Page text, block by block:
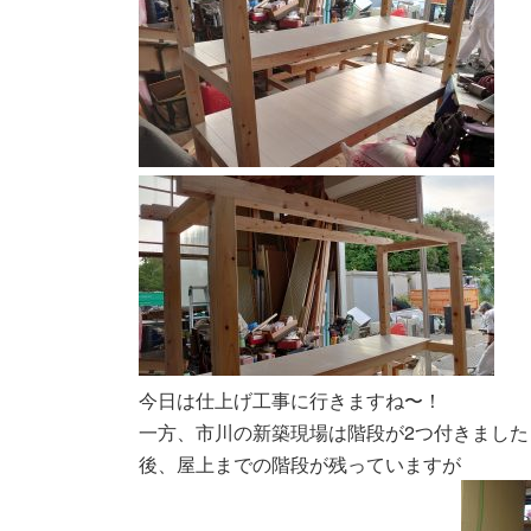
今日は仕上げ工事に行きますね〜！
一方、市川の新築現場は階段が2つ付きまし
後、屋上までの階段が残っていますが